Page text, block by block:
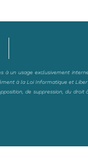
un usage exclusivement
à la Loi Informatique et
de suppression, du